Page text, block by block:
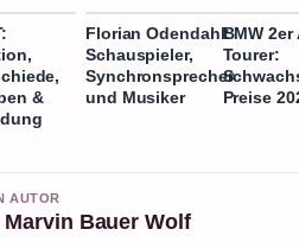
&
Florian Odendahl:
Schauspieler,
Synchronsprecher
und Musiker
BMW 2er
Tourer:
Preise
AUTOR
Marvin Bauer Wolf